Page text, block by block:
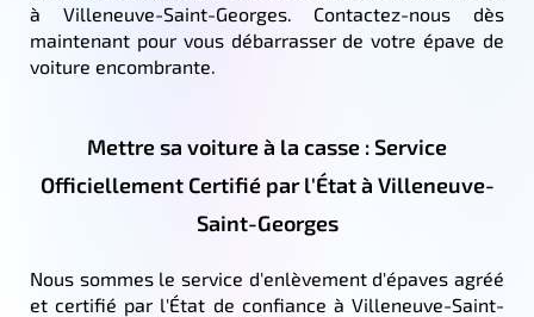
à Villeneuve-Saint-Georges. Contactez-nous dès
maintenant pour vous débarrasser de votre épave de
voiture encombrante.
Mettre sa voiture à la casse : Service
Officiellement Certifié par l'État à Villeneuve-
Saint-Georges
Nous sommes le service d'enlèvement d'épaves agréé
et certifié par l'État de confiance à Villeneuve-Saint-